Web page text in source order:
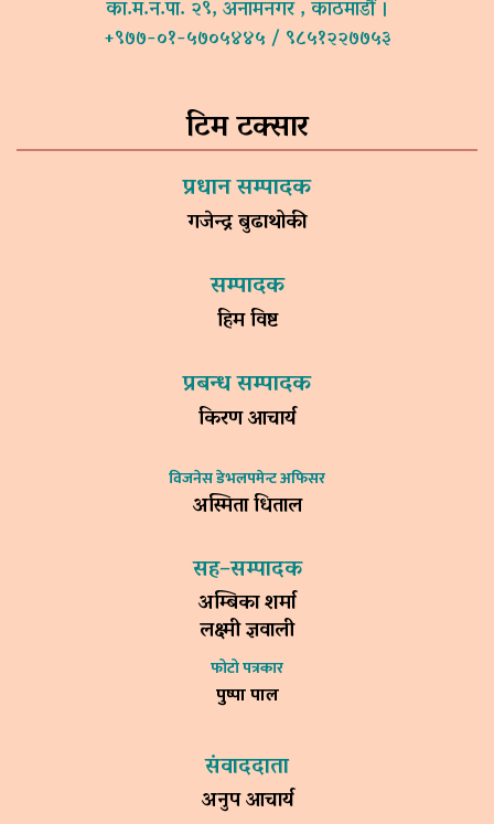
का.म.न.पा. २९, अनामनगर , काठमाडौं ।
+९७७-०१-५७०५४४५ / ९८५१२२७७५३
टिम टक्सार
प्रधान सम्पादक
गजेन्द्र बुढाथोकी
सम्पादक
हिम विष्ट
प्रबन्ध सम्पादक
किरण आचार्य
विजनेस डेभलपमेन्ट अफिसर
अस्मिता धिताल
सह–सम्पादक
अम्बिका शर्मा
लक्ष्मी ज्ञवाली
फोटो पत्रकार
पुष्पा पाल
संवाददाता
अनुप आचार्य